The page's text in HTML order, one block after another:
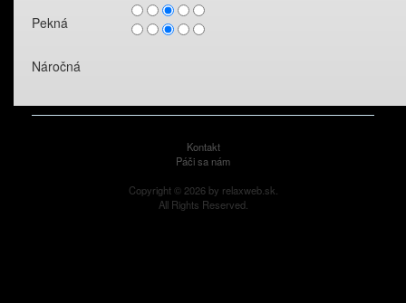
Pekná
Náročná
Kontakt
Páči sa nám
Copyright © 2026 by relaxweb.sk.
All Rights Reserved.